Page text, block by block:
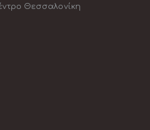
Θεσσαλονίκη